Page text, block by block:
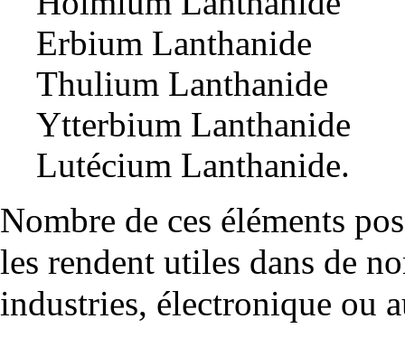
Erbium Lanthanide
Thulium Lanthanide
Ytterbium Lanthanide
Lutécium Lanthanide.
Nombre de ces éléments
les rendent utiles dans de
industries, électronique ou